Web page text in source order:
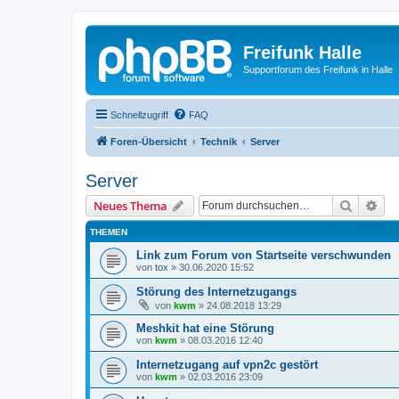
Freifunk Halle
Supportforum des Freifunk in Halle
Schnellzugriff FAQ
Foren-Übersicht Technik Server
Server
Neues Thema Suche
THEMEN
Link zum Forum von Startseite verschwunden
von tox » 30.06.2020 15:52
Störung des Internetzugangs
von kwm » 24.08.2018 13:29
Meshkit hat eine Störung
von kwm » 08.03.2016 12:40
Internetzugang auf vpn2c gestört
von kwm » 02.03.2016 23:09